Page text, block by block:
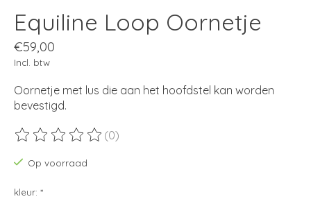
Equiline Loop Oornetje
€59,00
Incl. btw
Oornetje met lus die aan het hoofdstel kan worden
bevestigd.
De beoordeling van dit product is
(0)
Op voorraad
kleur: *